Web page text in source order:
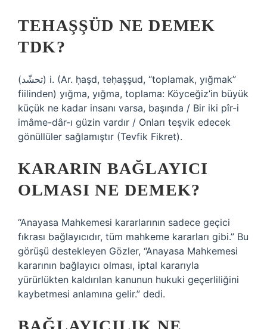
TEHAŞŞÜD NE DEMEK
TDK?
(ﺗﺤﺸّﺪ) i. (Ar. ḥaşd, teḥaşşud, “toplamak, yığmak”
fiilinden) yığma, yığma, toplama: Köyceğiz’in büyük
küçük ne kadar insanı varsa, başında / Bir iki pîr-i
imâme-dâr-ı güzin vardır / Onları teşvik edecek
gönüllüler sağlamıştır (Tevfik Fikret).
KARARIN BAĞLAYICI
OLMASI NE DEMEK?
“Anayasa Mahkemesi kararlarının sadece geçici
fıkrası bağlayıcıdır, tüm mahkeme kararları gibi.” Bu
görüşü destekleyen Gözler, “Anayasa Mahkemesi
kararının bağlayıcı olması, iptal kararıyla
yürürlükten kaldırılan kanunun hukuki geçerliliğini
kaybetmesi anlamına gelir.” dedi.